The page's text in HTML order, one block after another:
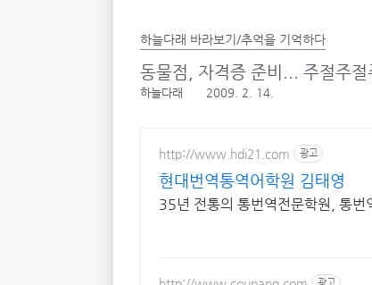
하늘다래 바라보기/추억을 기억하다
동물점, 자격증 준비... 주절주절
하늘다래 2009. 2. 14.
http://www.hdi21.com 광고
현대번역통역어학원 김태영
35년 전통의 통번역전문학원, 통번